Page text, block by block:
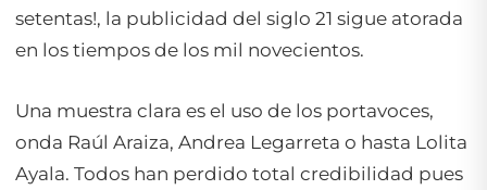
setentas!, la publicidad del siglo 21 sigue atorada
en los tiempos de los mil novecientos.
Una muestra clara es el uso de los portavoces,
onda Raúl Araiza, Andrea Legarreta o hasta Lolita
Ayala. Todos han perdido total credibilidad pues